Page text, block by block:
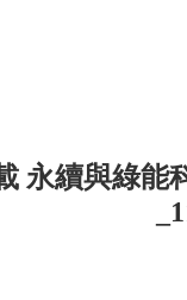
永續與綠能